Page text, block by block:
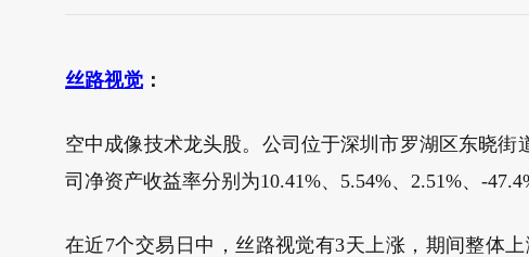
丝路视觉：
空中成像技术龙头股。公司位于深圳市罗湖区东晓街
司净资产收益率分别为10.41%、5.54%、2.51%、-
在近7个交易日中，丝路视觉有3天上涨，期间整体